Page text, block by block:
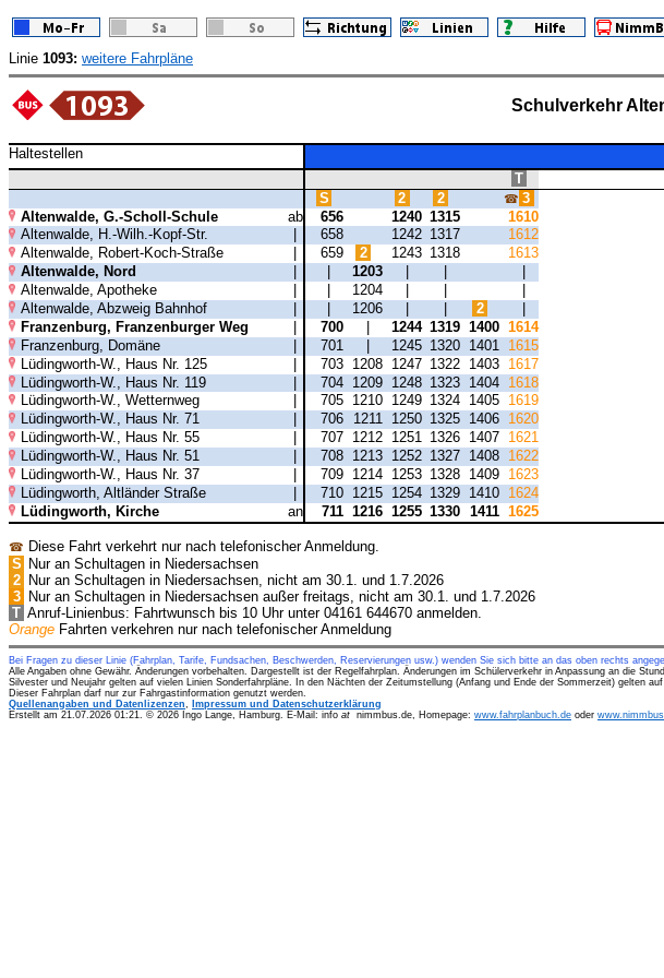
Linie 1093: weitere Fahrpläne
Schulverkehr
Haltestellen
T
S
2 2 ☎ 3
Altenwalde, G.-Scholl-Schule
ab 656 1240 1315
1610
Altenwalde, H.-Wilh.-Kopf-Str.
658 1242 1317
1612
Altenwalde, Robert-Koch-Straße
659 2 1243 1318
1613
Altenwalde, Nord
1203
Altenwalde, Apotheke
1204
Altenwalde, Abzweig Bahnhof
1206 2
Franzenburg, Franzenburger Weg
700 1244 1319 1400 1614
Franzenburg, Domäne
701 1245 1320 1401
1615
Lüdingworth-W., Haus Nr. 125
| 703 1208 1247 1322 1403
1617
Lüdingworth-W., Haus Nr. 119
| 704 1209 1248 1323 1404
1618
Lüdingworth-W., Wetternweg
705 1210 1249 1324 1405
1619
Lüdingworth-W., Haus Nr. 71
706 1211 1250 1325 1406
1620
Lüdingworth-W., Haus Nr. 55
707 1212 1251 1326 1407
1621
Lüdingworth-W., Haus Nr. 51
708 1213 1252 1327 1408
1622
Lüdingworth-W., Haus Nr. 37
709 1214 1253 1328 1409
1623
Lüdingworth, Altländer Straße
710 1215 1254 1329 1410
1624
Lüdingworth, Kirche
an 711 1216 1255 1330 1411 1625
☎ Diese Fahrt verkehrt nur nach telefonischer Anmeldung.
S Nur an Schultagen in Niedersachsen
2
Nur an Schultagen in Niedersachsen, nicht am 30.1. und 1.7.2026
3
Nur an Schultagen in Niedersachsen außer freitags, nicht am 30.1. und 1.7.2026
T Anruf-Linienbus: Fahrtwunsch bis 10 Uhr unter 04161 644670 anmelden.
Orange Fahrten verkehren nur nach telefonischer Anmeldung
Bei Fragen zu dieser Linie (Fahrplan, Tarife, Fundsachen, Beschwerden, Reservierungen usw.) wenden Sie sich bitte an das oben rechts
Alle Angaben ohne Gewähr. Änderungen vorbehalten. Dargestellt ist der Regelfahrplan. Änderungen im Schülerverkehr in Anpassung an die
Silvester und Neujahr gelten auf vielen Linien Sonderfahrpläne. In den Nächten der Zeitumstellung (Anfang und Ende der Sommerzeit) gelten
Dieser Fahrplan darf nur zur Fahrgastinformation genutzt werden.
Quellenangaben und Datenlizenzen,
Impressum und Datenschutzerklärung
Erstellt am 21.07.2026 01:21. © 2026 Ingo Lange, Hamburg. E-Mail: info at nimmbus.de, Homepage: www.fahrplanbuch.de oder